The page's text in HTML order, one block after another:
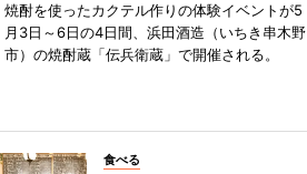
焼酎を使ったカクテル作りの体験イベントが5
月3日～6日の4日間、浜田酒造（いちき串木野
市）の焼酎蔵「伝兵衛蔵」で開催される。
食べる